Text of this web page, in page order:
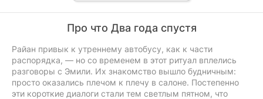
Про что Два года спустя
Райан привык к утреннему автобусу, как к части
распорядка, — но со временем в этот ритуал вплелись
разговоры с Эмили. Их знакомство вышло будничным:
просто оказались плечом к плечу в салоне. Постепенно
эти короткие диалоги стали тем светлым пятном, что